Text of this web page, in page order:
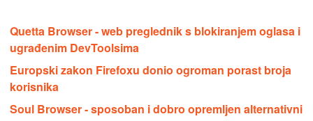
Quetta Browser - web preglednik s blokiranjem oglasa i
ugrađenim DevToolsima
Europski zakon Firefoxu donio ogroman porast broja
korisnika
Soul Browser - sposoban i dobro opremljen alternativni